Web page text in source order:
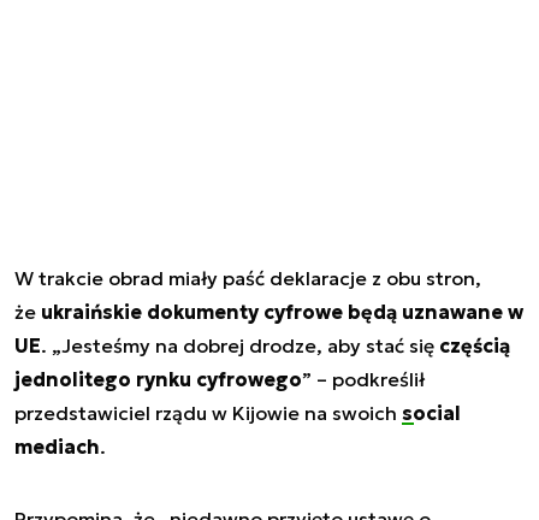
W trakcie obrad miały paść deklaracje z obu stron,
że ukraińskie dokumenty cyfrowe będą uznawane w
UE. „Jesteśmy na dobrej drodze, aby stać się częścią
jednolitego rynku cyfrowego” – podkreślił
przedstawiciel rządu w Kijowie na swoich social
mediach.